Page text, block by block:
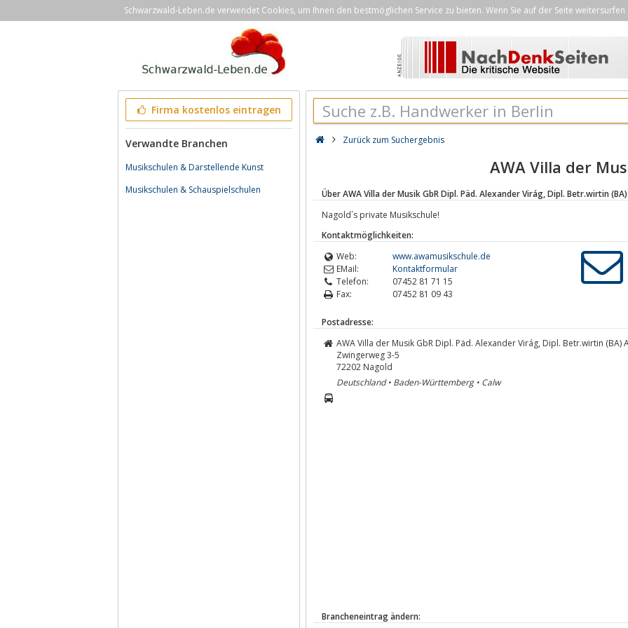
Schwarzwald-Leben.de verwendet Cookies, um Ihnen den bestmöglichen Service zu bieten. Wenn Sie auf der Seite
Firma kostenlos eintragen
Verwandte Branchen
Musikschulen & Darstellende Kunst
Musikschulen & Schauspielschulen
Zurück zum Suchergebnis
AWA Villa der
Über AWA Villa der Musik GbR Dipl. Päd. Alexander Virág, Dipl. Betr.wirtin
Nagold´s private Musikschule!
Kontaktmöglichkeiten:
Web:
www.awamusikschule.de
EMail:
Kontaktformular
Telefon:
07452 81 71 15
Fax:
07452 81 09 43
Postadresse:
AWA Villa der Musik GbR Dipl. Päd. Alexander Virág, Dipl. Betr.wirtin (BA)
Zwingerweg 3-5
72202 Nagold
Deutschland • Baden-Württemberg • Calw
Brancheneintrag ändern: